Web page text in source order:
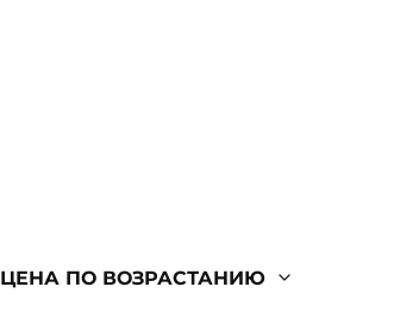
ЦЕНА ПО ВОЗРАСТАНИЮ